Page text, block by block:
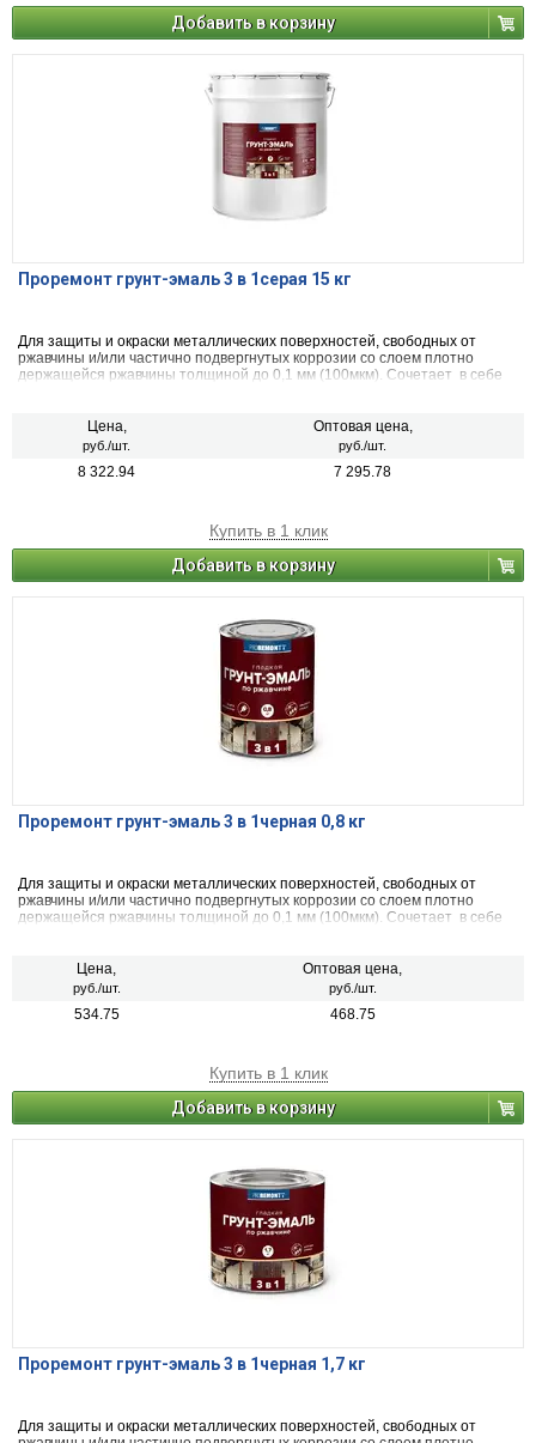
Добавить в корзину
Проремонт грунт-эмаль 3 в 1серая 15 кг
Для защиты и окраски металлических поверхностей, свободных от
ржавчины и/или частично подвергнутых коррозии со слоем плотно
держащейся ржавчины толщиной до 0,1 мм (100мкм). Сочетает в себе
деревянным и другим поверхностям изделий, подвергающихся
атмосферным воздействиям и/или эксплуатируемых внутри помещений
высыхания не оказывает вредного воздействия на организм человека.
Цена,
руб./шт.
Оптовая цена,
руб./шт.
8 322.94 7 295.78
Купить в 1 клик
Добавить в корзину
Проремонт грунт-эмаль 3 в 1черная 0,8 кг
Для защиты и окраски металлических поверхностей, свободных от
ржавчины и/или частично подвергнутых коррозии со слоем плотно
держащейся ржавчины толщиной до 0,1 мм (100мкм). Сочетает в себе
деревянным и другим поверхностям изделий, подвергающихся
атмосферным воздействиям и/или эксплуатируемых внутри помещений
высыхания не оказывает вредного воздействия на организм человека.
Цена,
руб./шт.
Оптовая цена,
руб./шт.
534.75 468.75
Купить в 1 клик
Добавить в корзину
Проремонт грунт-эмаль 3 в 1черная 1,7 кг
Для защиты и окраски металлических поверхностей, свободных от